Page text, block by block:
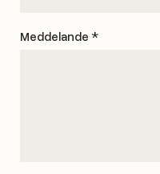
Meddelande *